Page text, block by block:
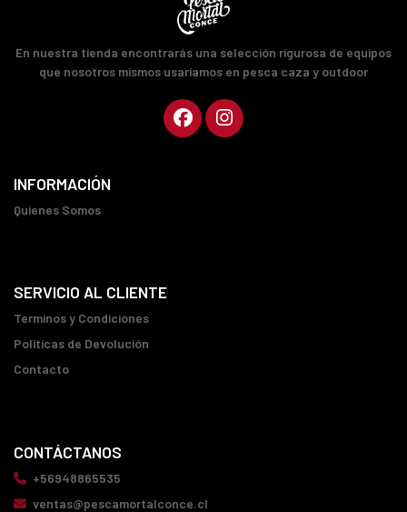
En nuestra tienda encontrarás una selección rigurosa de equipos
que nosotros mismos usaríamos en pesca caza y outdoor
INFORMACIÓN
Quienes Somos
SERVICIO AL CLIENTE
Terminos y Condiciones
Políticas de Devolución
Contacto
CONTÁCTANOS
+56948865535
ventas@pescamortalconce.cl